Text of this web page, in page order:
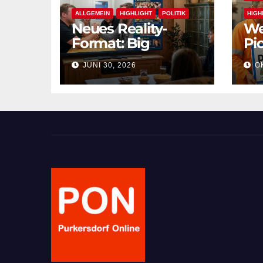
ALLGEMEIN HIGHLIGHT POLITIK
Neues Reality-
Format: Big
BürgermeisterIn
JUNI 30, 2026